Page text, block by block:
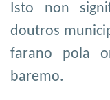
Isto non
doutros
farano pola
baremo.